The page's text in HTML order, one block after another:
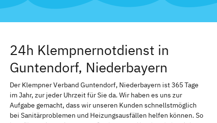
24h Klempnernotdienst in
Guntendorf, Niederbayern
Der Klempner Verband Guntendorf, Niederbayern ist 365 Tage
im Jahr, zur jeder Uhrzeit für Sie da. Wir haben es uns zur
Aufgabe gemacht, dass wir unseren Kunden schnellstmöglich
bei Sanitärproblemen und Heizungsausfällen helfen können. So